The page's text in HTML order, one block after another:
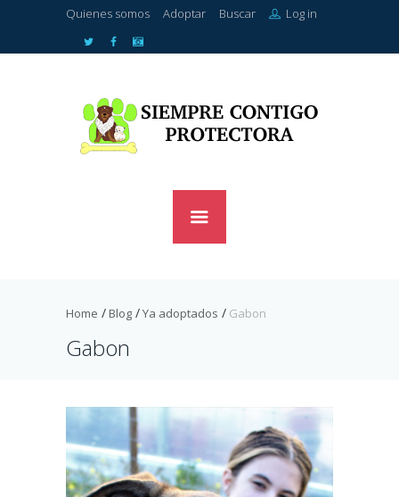
Quienes somos Adoptar Buscar Log in
Home Blog Ya adoptados Gabon
Gabon